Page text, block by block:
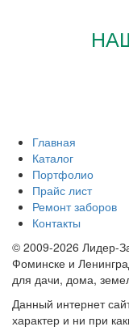
Главная
Каталог
Портфолио
Прайс лист
Ремонт заборов
Контакты
© 2009-2026 Лидер-
Фоминске и
для дачи, дома,
Данный интернет
характер и ни при